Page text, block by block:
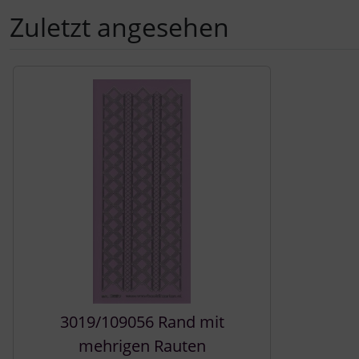
Zuletzt angesehen
3019/109056 Rand mit
mehrigen Rauten